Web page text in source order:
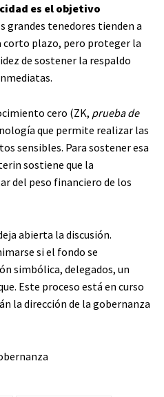
es el objetivo
grandes tenedores tienden a
corto plazo, pero proteger la
de sostener la respaldo
cero (ZK, prueba de
que permite realizar las
sensibles. Para sostener esa
sostiene que la
del peso financiero de los
abierta la discusión.
si el fondo se
simbólica, delegados, un
Este proceso está en curso
la dirección de la gobernanza